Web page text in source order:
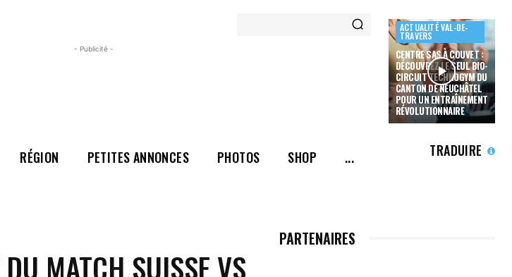
- Publicité -
ACTUALITÉ VAL-DE-
TRAVERS
CENTRE SAS À COUVET :
DÉCOUVREZ LE SEUL BIO-
CIRCUIT TECHNOGYM DU
CANTON DE NEUCHÂTEL
POUR UN ENTRAÎNEMENT
RÉVOLUTIONNAIRE
RÉGION PETITES ANNONCES PHOTOS SHOP ... TRADUIRE
MATCH SUISSE VS
PARTENAIRES